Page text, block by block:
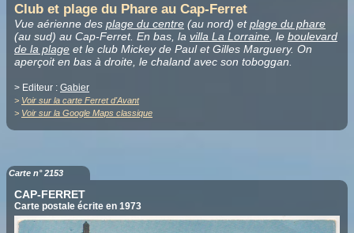
Club et plage du Phare au Cap-Ferret
Vue aérienne des plage du centre (au nord) etplage du phare
(au sud) au Cap-Ferret. En bas, la villa La Lorraine , le boulevard
de la plage et le club Mickey de Paul et Gilles Marguery. On
aperçoit en bas à droite, le chaland avec son toboggan.
> Editeur : Gabier
> Voir sur la carte Ferret d'Avant
> Voir sur la Google Maps classique
Carte n° 2153
CAP-FERRET
Carte postale écrite en 1973